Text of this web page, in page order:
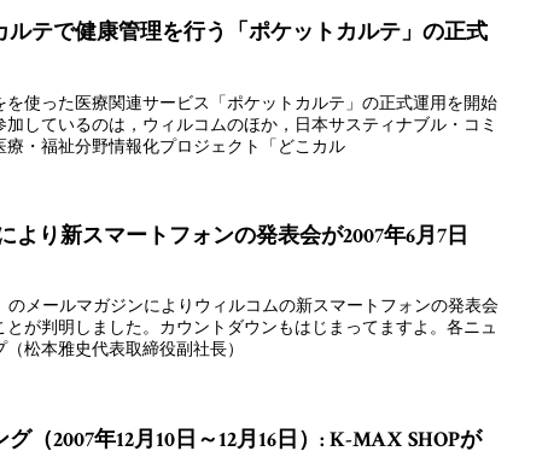
テで健康管理を行う「ポケットカルテ」の正式
使った医療関連サービス「ポケットカルテ」の正式運用を開始
しているのは，ウィルコムのほか，日本サスティナブル・コミ
・福祉分野情報化プロジェクト「どこカル
より新スマートフォンの発表会が2007年6月7日
のメールマガジンによりウィルコムの新スマートフォンの発表会
とが判明しました。カウントダウンもはじまってますよ。各ニュ
松本雅史代表取締役副社長）
（2007年12月10日～12月16日）: K-MAX SHOPが